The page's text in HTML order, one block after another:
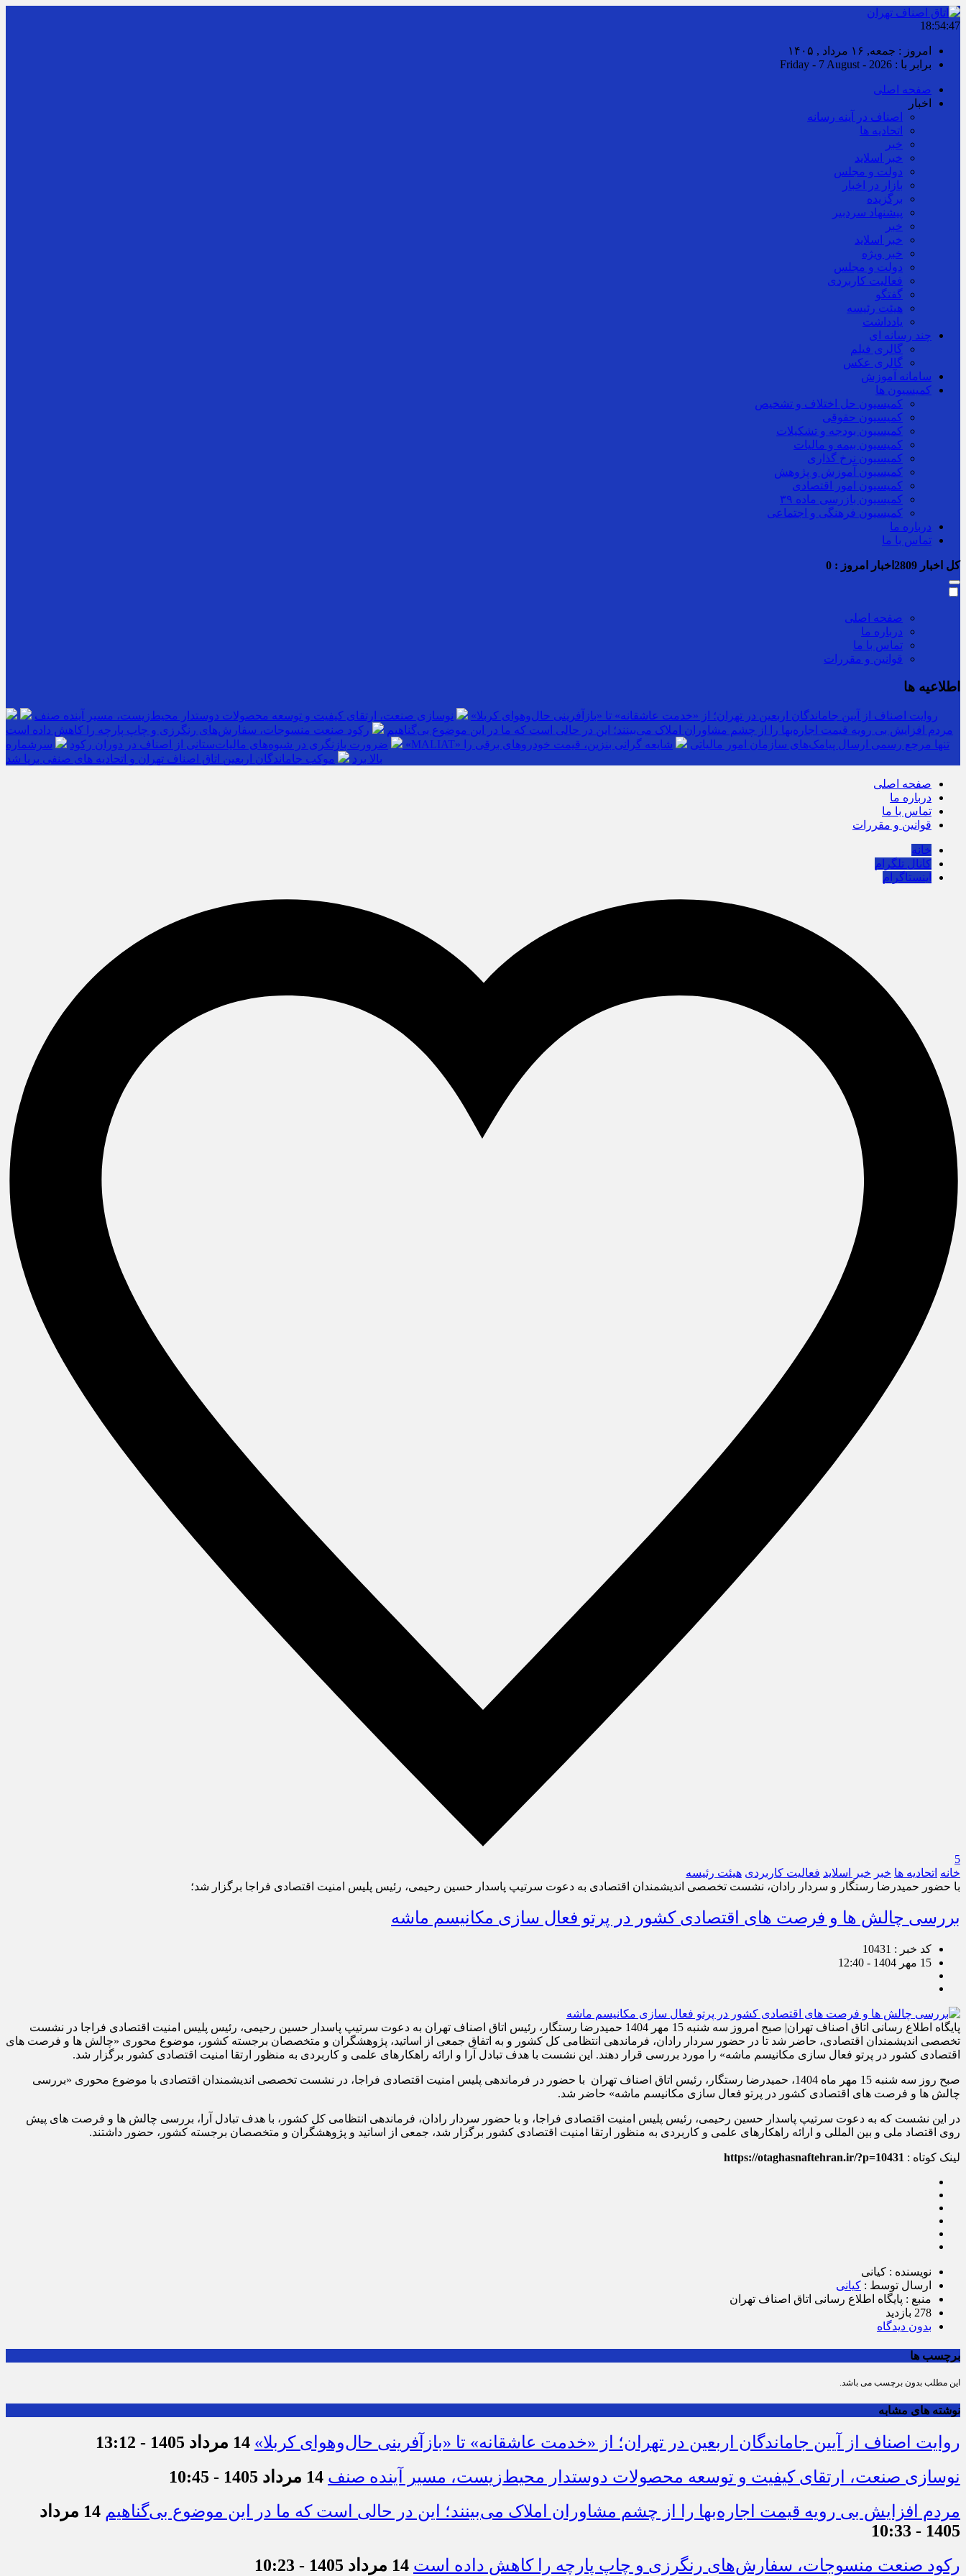
18:54:48
امروز : جمعه, ۱۶ مرداد , ۱۴۰۵
برابر با : Friday - 7 August - 2026
صفحه اصلی
اخبار
اصناف در آینه رسانه
اتحادیه ها
خبر
خبر اسلايد
دولت و مجلس
بازار در اخبار
برگزیده
پیشنهاد سردبیر
خبر
خبر اسلايد
خبر ویژه
دولت و مجلس
فعالیت کاربردی
گفتگو
هیئت رئیسه
یادداشت
چند رسانه ای
گالری فیلم
گالری عکس
سامانه آموزش
کمیسیون ها
کمیسیون حل اختلاف و تشخیص
کمیسیون حقوقی
کمیسیون بودجه و تشکیلات
کمیسیون بیمه و مالیات
کمیسیون نرخ گذاری
کمیسیون آموزش و پژوهش
کمیسیون امور اقتصادی
کمیسیون بازرسی ماده ۳۹
کمیسیون فرهنگی و اجتماعی
درباره ما
تماس با ما
کل اخبار اخبار امروز : 0
صفحه اصلی
درباره ما
تماس با ما
قوانین و مقررات
اطلاعیه ها
روایت اصناف از آیین جاماندگان اربعین در تهران؛ از «خدمت عاشقانه» تا «بازآفرینی حال‌وهوای کربلا»
نوسازی صنعت، ارتقای کیفیت و توسعه محصولات دوستدار محیط‌زیست، مسیر آینده صنف
مردم افزایش بی رویه قیمت اجاره‌بها را از چشم مشاوران املاک می‌بینند؛ این در حالی است که ما در این موضوع بی‌گناهیم
رکود صنعت منسوجات، سفارش‌های رنگرزی و چاپ پارچه را کاهش داده است
ضرورت بازنگری در شیوه‌های مالیات‌ستانی از اصناف در دوران رکود
سرشماره «MALIAT» تنها مرجع رسمی ارسال پیامک‌های سازمان امور مالیاتی
شایعه گرانی بنزین، قیمت خودروهای برقی را
بالا برد
موکب جاماندگان اربعین اتاق اصناف تهران و اتحادیه های صنفی برپا شد
صفحه اصلی
درباره ما
تماس با ما
قوانین و مقررات
خانه
کانال تلگرام
اینستاگرام
5
خانه اتحادیه ها خبر خبر اسلايد فعالیت کاربردی هیئت رئیسه
با حضور حمیدرضا رستگار و سردار رادان، نشست تخصصی اندیشمندان اقتصادی به دعوت سرتیپ پاسدار حسین رحیمی، رئیس پلیس امنیت اقتصادی فراجا برگزار شد؛
بررسی چالش ها و فرصت های اقتصادی کشور در پرتو فعال سازی مکانیسم ماشه
کد خبر : 10431
15 مهر 1404 - 12:40
پایگاه اطلاع رسانی اتاق اصناف تهران| صبح امروز سه شنبه 15 مهر 1404 حمیدرضا رستگار، رئیس اتاق اصناف تهران به دعوت سرتیپ پاسدار حسین رحیمی، رئیس پلیس امنیت اقتصادی فراجا در نشست
تخصصی اندیشمندان اقتصادی، حاضر شد تا در حضور سردار رادان، فرماندهی انتظامی کل کشور و به اتفاق جمعی از اساتید، پژوهشگران و متخصصان برجسته کشور، موضوع محوری «چالش ها و فرصت های
اقتصادی کشور در پرتو فعال سازی مکانیسم ماشه» را مورد بررسی قرار دهند. این نشست با هدف تبادل آرا و ارائه راهکارهای علمی و کاربردی به منظور ارتقا امنیت اقتصادی کشور برگزار شد.
صبح روز سه شنبه 15 مهر ماه 1404، حمیدرضا رستگار، رئیس اتاق اصناف تهران با حضور در فرماندهی پلیس امنیت اقتصادی فراجا، در نشست تخصصی اندیشمندان اقتصادی با موضوع محوری «بررسی
چالش ها و فرصت های اقتصادی کشور در پرتو فعال سازی مکانیسم ماشه» حاضر شد.
در این نشست که به دعوت سرتیپ پاسدار حسین رحیمی، رئیس پلیس امنیت اقتصادی فراجا، و با حضور سردار رادان، فرماندهی انتظامی کل کشور، با هدف تبادل آرا، بررسی چالش ها و فرصت های پیش
روی اقتصاد ملی و بین المللی و ارائه راهکارهای علمی و کاربردی به منظور ارتقا امنیت اقتصادی کشور برگزار شد، جمعی از اساتید و پژوهشگران و متخصصان برجسته کشور، حضور داشتند.
لینک کوتاه : https://otaghasnaftehran.ir/?p=10431
نویسنده : کیانی
ارسال توسط : کیانی
منبع : پایگاه اطلاع رسانی اتاق اصناف تهران
278 بازدید
بدون دیدگاه
برچسب ها
این مطلب بدون برچسب می باشد.
نوشته های مشابه
روایت اصناف از آیین جاماندگان اربعین در تهران؛ از «خدمت عاشقانه» تا «بازآفرینی حال‌وهوای کربلا» 14 مرداد 1405 - 13:12
نوسازی صنعت، ارتقای کیفیت و توسعه محصولات دوستدار محیط‌زیست، مسیر آینده صنف 14 مرداد 1405 - 10:45
مردم افزایش بی رویه قیمت اجاره‌بها را از چشم مشاوران املاک می‌بینند؛ این در حالی است که ما در این موضوع بی‌گناهیم
14 مرداد
1405 - 10:33
رکود صنعت منسوجات، سفارش‌های رنگرزی و چاپ پارچه را کاهش داده است 14 مرداد 1405 - 10:23